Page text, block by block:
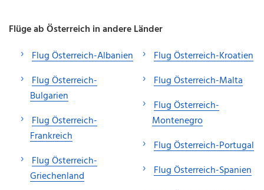
Flüge ab Österreich in andere Länder
Flug Österreich-Albanien
Flug Österreich-
Bulgarien
Flug Österreich-
Frankreich
Flug Österreich-
Griechenland
Flug Österreich-Kroatien
Flug Österreich-Malta
Flug Österreich-
Montenegro
Flug Österreich-Portugal
Flug Österreich-Spanien